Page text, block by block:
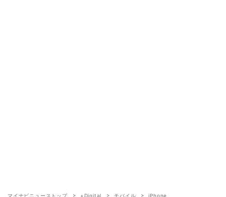
マイナビニューストップ +Digital モバイル
iPhone